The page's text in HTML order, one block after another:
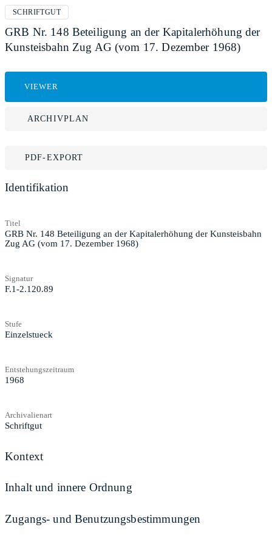
SCHRIFTGUT
GRB Nr. 148 Beteiligung an der Kapitalerhöhung der
Kunsteisbahn Zug AG (vom 17. Dezember 1968)
VIEWER
ARCHIVPLAN
PDF-EXPORT
Identifikation
Titel
GRB Nr. 148 Beteiligung an der Kapitalerhöhung der Kunsteisbahn
Zug AG (vom 17. Dezember 1968)
Signatur
F.1-2.120.89
Stufe
Einzelstueck
Entstehungszeitraum
1968
Archivalienart
Schriftgut
Kontext
Inhalt und innere Ordnung
Zugangs- und Benutzungsbestimmungen